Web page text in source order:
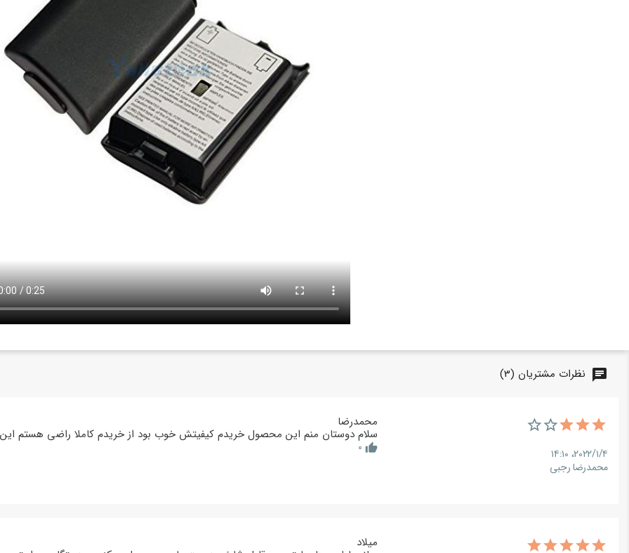
chat نظرات مشتریان (3)
۲۰۲۲/۱/۴،‏ ۱۴:۱۰
محمدرضا رجبی
محمدرضا
سلام دوستان منم این محصول خریدم کیفیتش خوب بود از خریدم کاملا راضی هستم
thumb_up
0
میلاد